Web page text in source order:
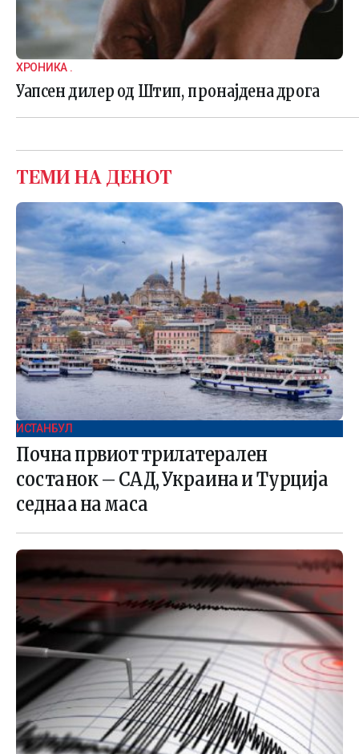
ХРОНИКА .
Уапсен дилер од Штип, пронајдена дрога
ТЕМИ НА ДЕНОТ
ИСТАНБУЛ
Почна првиот трилатерален
состанок – САД, Украина и Турција
седнаа на маса